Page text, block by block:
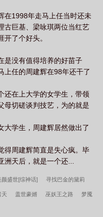
在1998年走马上任当时还未
古巨基、梁咏琪两位当红艺
了个好头。
是没有值得培养的好苗子
上任的周建辉在98年还干了
还在上大学的女学生，带领
母切磋谈判技艺，为的就是
大学生，周建辉居然做出了
得周建辉简直是失心疯。毕
天后，就是一个还...
颜盛世[综神话] 寻找巴金的黛莉
天 盖世豪婿 巫妖王之路 梦魇